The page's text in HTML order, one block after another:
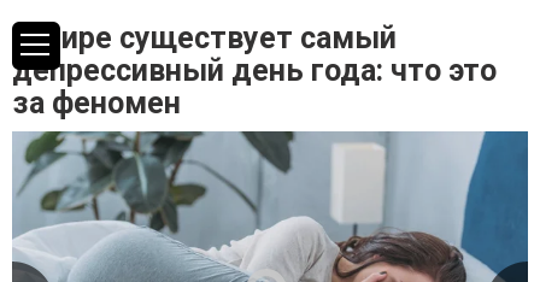
В мире существует самый
депрессивный день года: что это
за феномен